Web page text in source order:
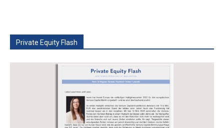
Private Equity Flash